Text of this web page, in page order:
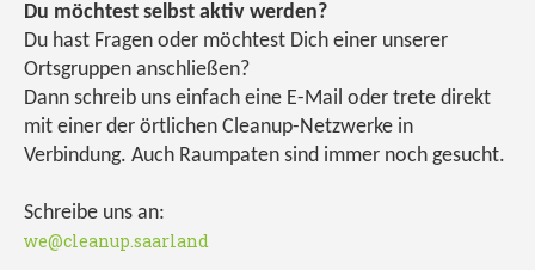
Du möchtest selbst aktiv werden?
Du hast Fragen oder möchtest Dich einer unserer
Ortsgruppen anschließen?
Dann schreib uns einfach eine E-Mail oder trete direkt
mit einer der örtlichen Cleanup-Netzwerke in
Verbindung. Auch Raumpaten sind immer noch gesucht.
Schreibe uns an:
we@cleanup.saarland